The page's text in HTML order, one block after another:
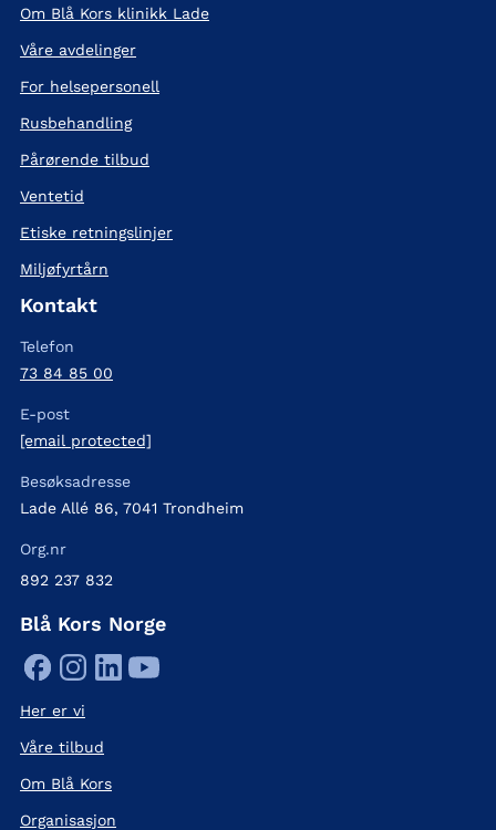
Om Blå Kors klinikk Lade
Våre avdelinger
For helsepersonell
Rusbehandling
Pårørende tilbud
Ventetid
Etiske retningslinjer
Miljøfyrtårn
Kontakt
Telefon
73 84 85 00
E-post
[email protected]
Besøksadresse
Lade Allé 86, 7041 Trondheim
Org.nr
892 237 832
Blå Kors Norge
Her er vi
Våre tilbud
Om Blå Kors
Organisasjon